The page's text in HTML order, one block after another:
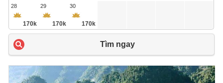
28
170k
29
170k
30
170k
Tìm ngay